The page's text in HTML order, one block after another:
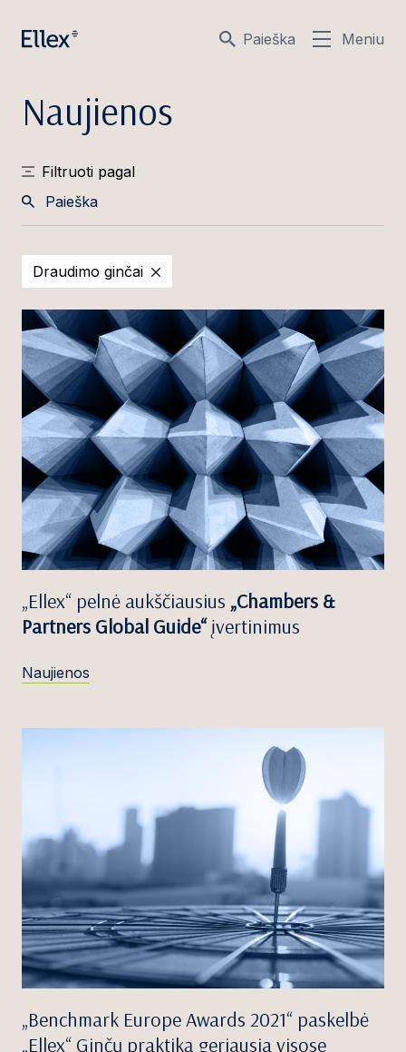
Paieška Meniu
Naujienos
Filtruoti pagal
Draudimo ginčai
„Ellex“ pelnė aukščiausius „Chambers &
Partners Global Guide“įvertinimus
Naujienos
„Benchmark Europe Awards 2021“ paskelbė
„Ellex“ Ginčų praktiką geriausia visose